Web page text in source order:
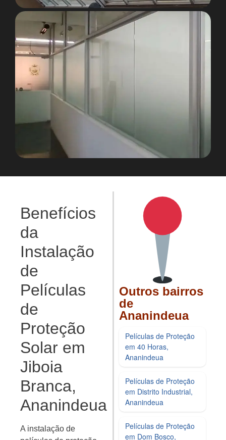
Benefícios
da
Instalação
de
Películas
de
Proteção
Solar em
Jiboia
Branca,
Ananindeua
A instalação de
Outros bairros
de
Ananindeua
Películas de Proteção
em 40 Horas,
Ananindeua
Películas de Proteção
em Distrito Industrial,
Ananindeua
Películas de Proteção
em Dom Bosco,